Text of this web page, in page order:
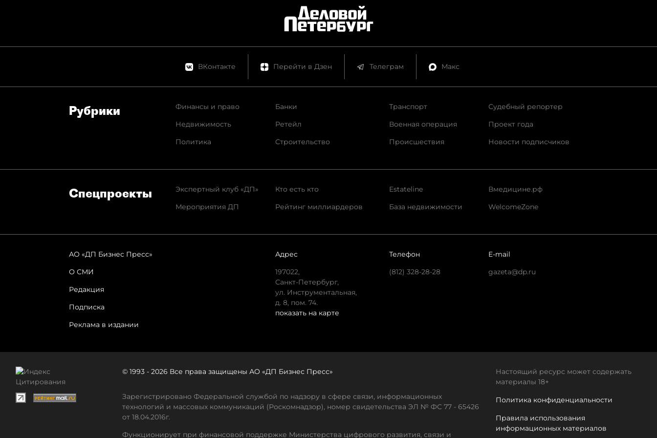
ВКонтакте Перейти в Дзен Телеграм Макс
Рубрики
Финансы и право
Недвижимость
Политика
Банки
Ретейл
Строительство
Транспорт
Военная операция
Происшествия
Судебный репортер
Проект года
Новости подписчиков
Спец­проекты
Экспертный клуб «ДП»
Мероприятия ДП
Кто есть кто
Рейтинг миллиардеров
Estateline
База недвижимости
Вмедицине.рф
WelcomeZone
АО «ДП Бизнес Пресс»
О СМИ
Редакция
Подписка
Реклама в издании
Адрес
197022,
Санкт-Петербург,
ул. Инструментальная,
д. 8, пом. 74.
показать на карте
Телефон
(812) 328-28-28
E-mail
gazeta@dp.ru
© 1993 - 2026 Все права защищены АО «ДП Бизнес Пресс»
Зарегистрировано Федеральной службой по надзору в сфере связи, информационных
технологий и массовых коммуникаций (Роскомнадзор), номер свидетельства ЭЛ № ФС 77 - 65426
от 18.04.2016г.
Функционирует при финансовой поддержке Министерства цифрового развития, связи и
Настоящий ресурс может содержать
материалы 18+
Политика конфиденциальности
Правила использования
информационных материалов